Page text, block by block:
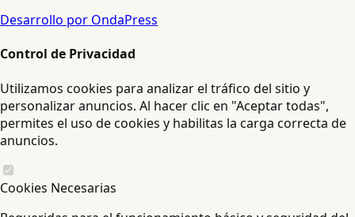
Desarrollo por OndaPress
Control de Privacidad
Utilizamos cookies para analizar el tráfico del sitio y
personalizar anuncios. Al hacer clic en "Aceptar todas",
permites el uso de cookies y habilitas la carga correcta de
anuncios.
Cookies Necesarias